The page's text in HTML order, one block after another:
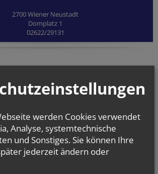
2700 Wiener Neustadt
Domplatz 1
02622/29131
werden Cookies verwendet
Analyse, systemtechnische
und Sonstiges. Sie können Ihre
jederzeit ändern oder